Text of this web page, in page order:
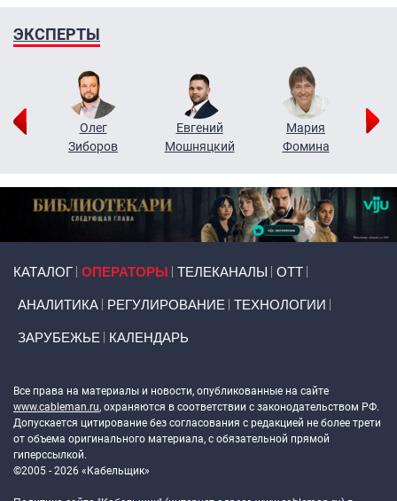
ЭКСПЕРТЫ
Олег
Зиборов
Евгений
Мошняцкий
Мария
Фомина
КАТАЛОГ ОПЕРАТОРЫ ТЕЛЕКАНАЛЫ ОТТ
АНАЛИТИКА РЕГУЛИРОВАНИЕ ТЕХНОЛОГИИ
ЗАРУБЕЖЬЕ КАЛЕНДАРЬ
Все права на материалы и новости, опубликованные на сайте
www.cableman.ru, охраняются в соответствии с законодательством РФ.
Допускается цитирование без согласования с редакцией не более трети
от объема оригинального материала, с обязательной прямой
гиперссылкой.
©2005 - 2026 «Кабельщик»